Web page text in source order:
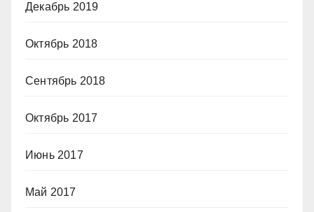
Декабрь 2019
Октябрь 2018
Сентябрь 2018
Октябрь 2017
Июнь 2017
Май 2017